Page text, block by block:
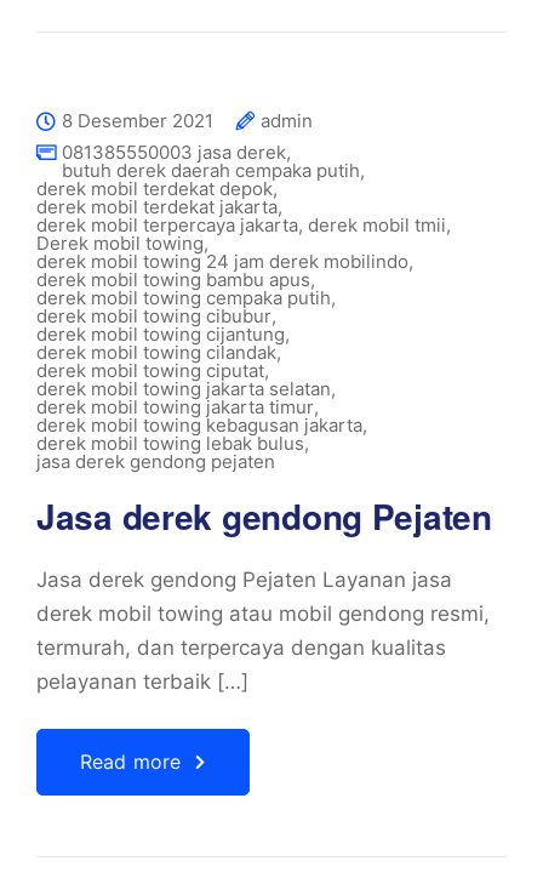
8 Desember 2021
admin
081385550003 jasa derek,
butuh derek daerah cempaka putih,
derek mobil terdekat depok,
derek mobil terdekat jakarta,
derek mobil terpercaya jakarta, derek mobil tmii,
Derek mobil towing,
derek mobil towing 24 jam derek mobilindo,
derek mobil towing bambu apus,
derek mobil towing cempaka putih,
derek mobil towing cibubur,
derek mobil towing cijantung,
derek mobil towing cilandak,
derek mobil towing ciputat,
derek mobil towing jakarta selatan,
derek mobil towing jakarta timur,
derek mobil towing kebagusan jakarta,
derek mobil towing lebak bulus,
jasa derek gendong pejaten
Jasa derek gendong Pejaten
Jasa derek gendong Pejaten Layanan jasa
derek mobil towing atau mobil gendong resmi,
termurah, dan terpercaya dengan kualitas
pelayanan terbaik […]
Read more